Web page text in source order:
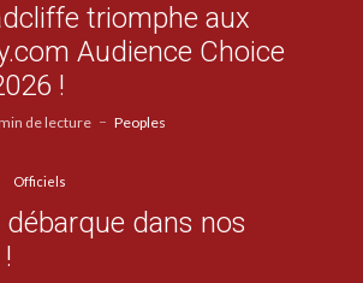
triomphe aux
Audience Choice
!
de lecture Peoples
Officiels
débarque dans nos